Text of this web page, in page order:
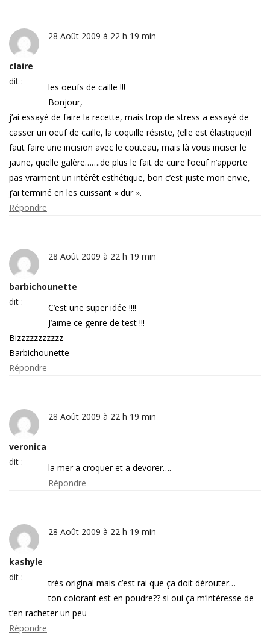
claire
dit :
28 Août 2009 à 22 h 19 min
les oeufs de caille !!!
Bonjour,
j’ai essayé de faire la recette, mais trop de stress a essayé de
casser un oeuf de caille, la coquille résiste, (elle est élastique)il
faut faire une incision avec le couteau, mais là vous inciser le
jaune, quelle galère…….de plus le fait de cuire l’oeuf n’apporte
pas vraiment un intérêt esthétique, bon c’est juste mon envie,
j’ai terminé en les cuissant « dur ».
Répondre
barbichounette
dit :
28 Août 2009 à 22 h 19 min
C’est une super idée !!!!
J’aime ce genre de test !!!
Bizzzzzzzzzzz
Barbichounette
Répondre
veronica
dit :
28 Août 2009 à 22 h 19 min
la mer a croquer et a devorer….
Répondre
kashyle
dit :
28 Août 2009 à 22 h 19 min
très original mais c’est rai que ça doit dérouter…
ton colorant est en poudre?? si oui ça m’intéresse de
t’en racheter un peu
Répondre